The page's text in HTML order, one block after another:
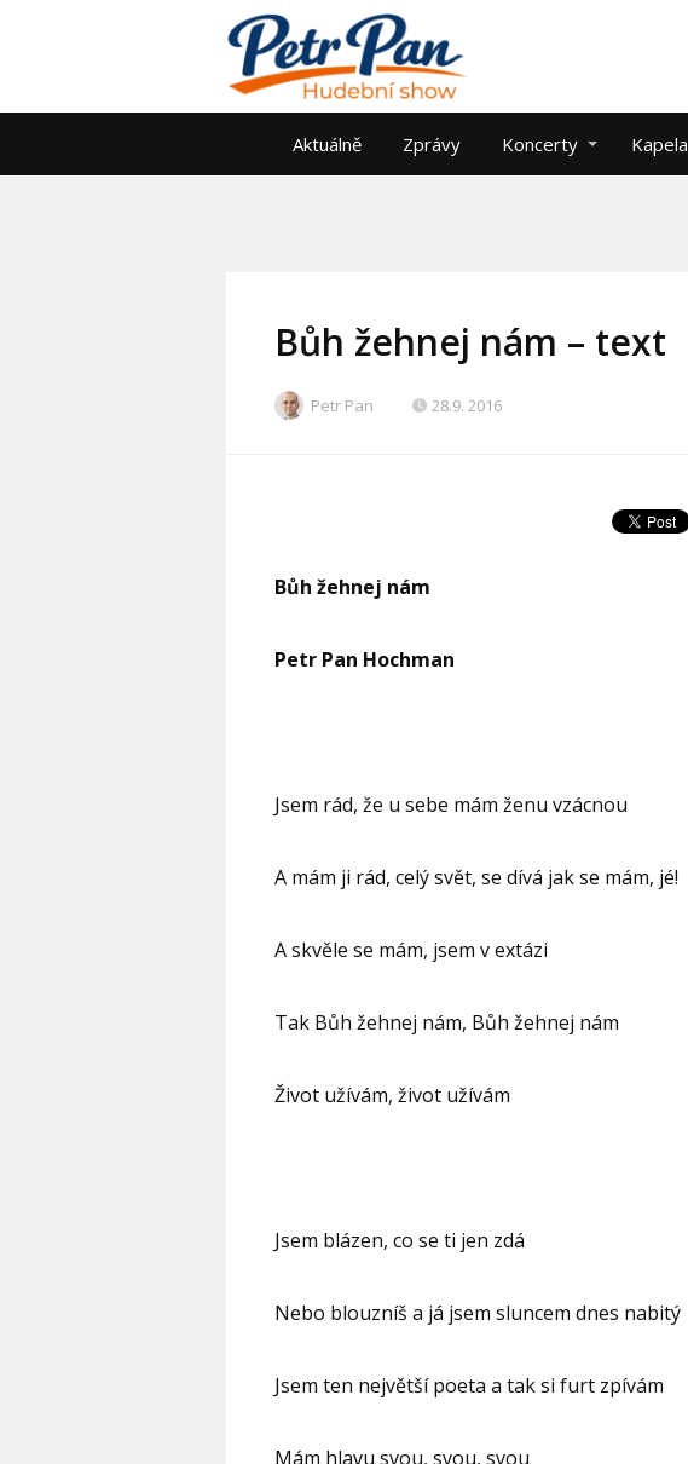
Aktuálně Zprávy Koncerty Kapela
Bůh žehnej nám – text
Petr Pan 28.9. 2016
Bůh žehnej nám
Petr Pan Hochman
Jsem rád, že u sebe mám ženu vzácnou
A mám ji rád, celý svět, se dívá jak se mám, jé!
A skvěle se mám, jsem v extázi
Tak Bůh žehnej nám, Bůh žehnej nám
Život užívám, život užívám
Jsem blázen, co se ti jen zdá
Nebo blouzníš a já jsem sluncem dnes nabitý
Jsem ten největší poeta a tak si furt zpívám
Mám hlavu svou, svou, svou